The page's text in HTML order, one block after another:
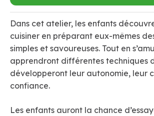
Dans cet atelier, les enfants
cuisiner en préparant eux-mêmes
simples et savoureuses. Tout en
apprendront différentes techniques
développeront leur autonomie, leur
confiance.
Les enfants auront la chance